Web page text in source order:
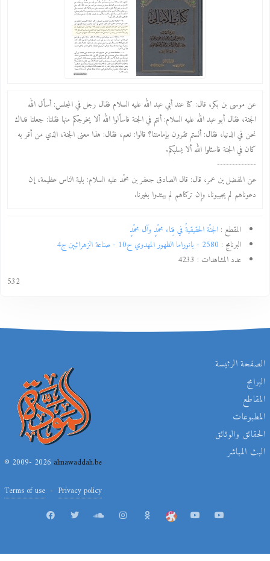
عن موسى بن بكر، قال: كنا عند أبي عبد الله عليه السلام فقال رجل في المجلس: أسأل الله
الجنة، فقال أبو عبد الله عليه السلام: أنتم في الجنة فاسألوا الله ألا يخرجكم منها فقلنا: جعلنا فداك
نحن في الدنيا، فقال: ألستم تقرون بإمامتنا؟ قالوا: نعم، فقال: هذا معنى الجنة، الذي من أقر به
كان في الجنة فاسئلوا الله ألا يسلبكم.
-------------
عن المفضل بن عمر، قال: قال الصادق جعفر بن محمّد عليه السلام: بلية الناس عظيمة، إن
دعوناهم لم يجيبونا، وإن تركناهم لم يهتدوا بغيرنا.
المقطع : الجنّة الحقيقيةُ في فِناء محمّدٍ وآل محمّدٍ
البرنامج : 2580 - بانوراما الظهور المهدوي ح10 - صناعة الزهرائيين ج4
عدد المشاهدات : 4233
532
الصفحة الرئيسة
البرامج
المقاطع
المطبوعات
الحقائق والوثائق
البث المباشر
© 2009- 2026 almawaddah.be
Terms of use Privacy policy